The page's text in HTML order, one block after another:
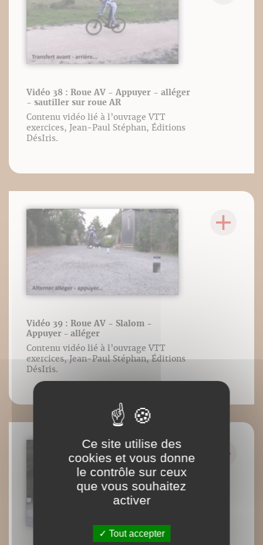
Vidéo 38 : Roue AV - Appuyer - alléger
- sautiller sur roue AR
Contenu vidéo lié à l’ouvrage VTT
exercices, Jean-Paul Stéphan, Éditions
DésIris.
Vidéo 39 : Roue AV - Slalom -
Appuyer - alléger
Contenu vidéo lié à l’ouvrage VTT
exercices, Jean-Paul Stéphan, Éditions
DésIris.
Ce site utilise des
cookies et vous donne
le contrôle sur ceux
que vous souhaitez
activer
Tout accepter